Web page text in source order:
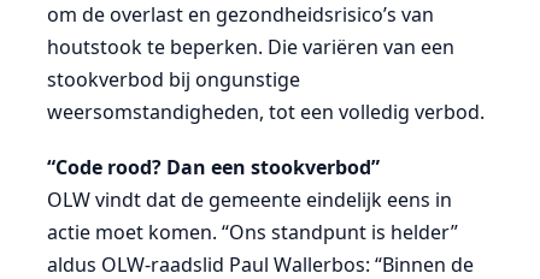
om de overlast en gezondheidsrisico’s van
houtstook te beperken. Die variëren van een
stookverbod bij ongunstige
weersomstandigheden, tot een volledig verbod.
“Code rood? Dan een stookverbod”
OLW vindt dat de gemeente eindelijk eens in
actie moet komen. “Ons standpunt is helder”
aldus OLW-raadslid Paul Wallerbos: “Binnen de